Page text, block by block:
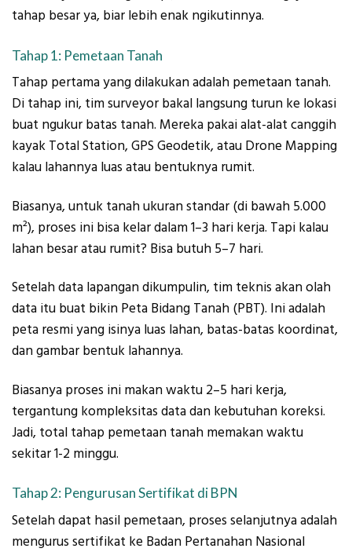
tahap besar ya, biar lebih enak ngikutinnya.
Tahap 1: Pemetaan Tanah
Tahap pertama yang dilakukan adalah pemetaan tanah.
Di tahap ini, tim surveyor bakal langsung turun ke lokasi
buat ngukur batas tanah. Mereka pakai alat-alat canggih
kayak Total Station, GPS Geodetik, atau Drone Mapping
kalau lahannya luas atau bentuknya rumit.
Biasanya, untuk tanah ukuran standar (di bawah 5.000
m²), proses ini bisa kelar dalam 1–3 hari kerja. Tapi kalau
lahan besar atau rumit? Bisa butuh 5–7 hari.
Setelah data lapangan dikumpulin, tim teknis akan olah
data itu buat bikin Peta Bidang Tanah (PBT). Ini adalah
peta resmi yang isinya luas lahan, batas-batas koordinat,
dan gambar bentuk lahannya.
Biasanya proses ini makan waktu 2–5 hari kerja,
tergantung kompleksitas data dan kebutuhan koreksi.
Jadi, total tahap pemetaan tanah memakan waktu
sekitar 1-2 minggu.
Tahap 2: Pengurusan Sertifikat di BPN
Setelah dapat hasil pemetaan, proses selanjutnya adalah
mengurus sertifikat ke Badan Pertanahan Nasional